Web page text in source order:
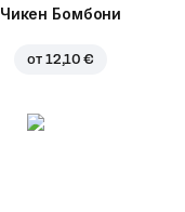
Чикен Бомбони
от 12,10 €